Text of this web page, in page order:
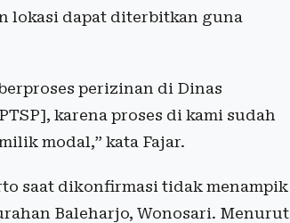
lokasi dapat diterbitkan guna
perizinan di Dinas
karena proses di kami sudah
modal,” kata Fajar.
saat dikonfirmasi tidak menampik
Baleharjo, Wonosari. Menurut